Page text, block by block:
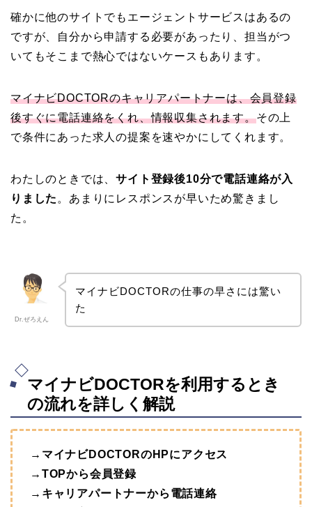
確かに他のサイトでもエージェントサービスはあるの
ですが、自分から申請する必要があったり、担当がつ
いてもそこまで熱心ではないケースもあります。
マイナビDOCTORのキャリアパートナーは、会員登録
後すぐに電話連絡をくれ、情報収集されます。その上
で条件にあった求人の提案を速やかにしてくれます。
わたしのときでは、サイト登録後10分で電話連絡が入
りました 。あまりにレスポンスが早いため驚きまし
た。
Dr.ぜろえん
マイナビDOCTORの仕事の早さには驚い
た
マイナビDOCTORを利用するとき
の流れを詳しく解説
→マイナビDOCTORのHPにアクセス
→TOPから会員登録
→キャリアパートナーから電話連絡